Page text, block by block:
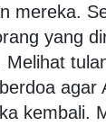
mereka.
yang
Melihat
agar
kembali.